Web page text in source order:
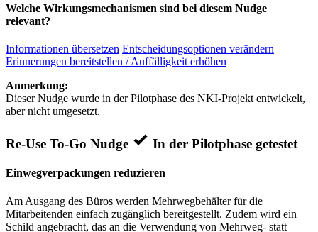
Welche Wirkungsmechanismen sind bei diesem Nudge
relevant?
Informationen übersetzen Entscheidungsoptionen verändern
Erinnerungen bereitstellen / Auffälligkeit erhöhen
Anmerkung:
Dieser Nudge wurde in der Pilotphase des NKI-Projekt entwickelt,
aber nicht umgesetzt.
Re-Use To-Go Nudge In der Pilotphase getestet
Einwegverpackungen reduzieren
Am Ausgang des Büros werden Mehrwegbehälter für die
Mitarbeitenden einfach zugänglich bereitgestellt. Zudem wird ein
Schild angebracht, das an die Verwendung von Mehrweg- statt